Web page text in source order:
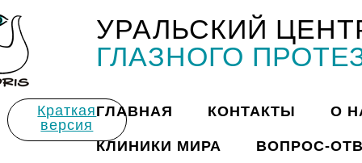
УРАЛЬСКИЙ
ГЛАЗНОГО
Краткая
версия
ГЛАВНАЯ КОНТАКТЫ О
КЛИНИКИ МИРА ВОПРОС-